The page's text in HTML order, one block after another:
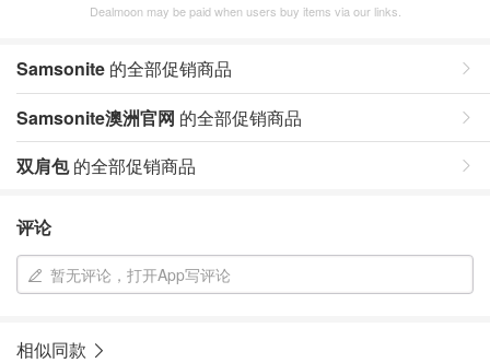
Dealmoon may be paid when users buy items via our links.
Samsonite 的全部促销商品
Samsonite澳洲官网 的全部促销商品
双肩包的全部促销商品
评论
暂无评论，打开App写评论
相似同款